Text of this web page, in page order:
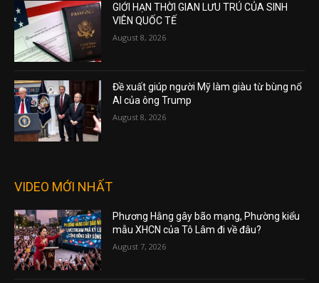
GIỚI HẠN THỜI GIAN LƯU TRÚ CỦA SINH
VIÊN QUỐC TẾ
August 8, 2026
Đề xuất giúp người Mỹ làm giàu từ bùng nổ
AI của ông Trump
August 8, 2026
VIDEO MỚI NHẤT
Phương Hằng gây bão mạng, Phường kiểu
mẫu XHCN của Tô Lâm đi về đâu?
August 7, 2026